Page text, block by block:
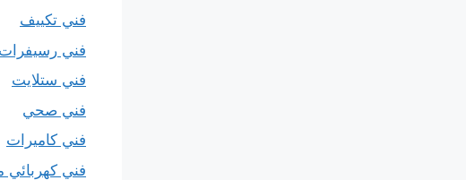
فني تكييف
فني رسيفرات
فني ستلايت
فني صحي
فني كاميرات
فني كهربائي